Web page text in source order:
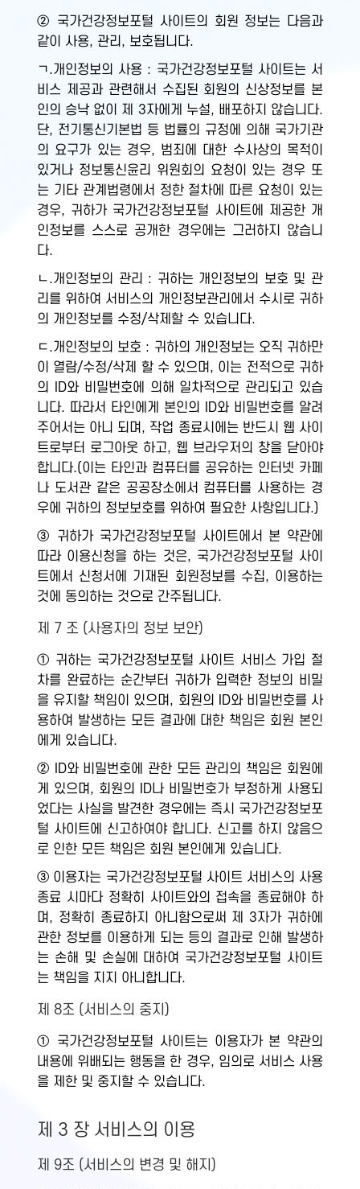
② 국가건강정보포털 사이트의 회원 정보는 다음과
같이 사용, 관리, 보호됩니다.
ㄱ.개인정보의 사용 : 국가건강정보포털 사이트는 서
비스 제공과 관련해서 수집된 회원의 신상정보를 본
인의 승낙 없이 제 3자에게 누설, 배포하지 않습니다.
단, 전기통신기본법 등 법률의 규정에 의해 국가기관
의 요구가 있는 경우, 범죄에 대한 수사상의 목적이
있거나 정보통신윤리 위원회의 요청이 있는 경우 또
는 기타 관계법령에서 정한 절차에 따른 요청이 있는
경우, 귀하가 국가건강정보포털 사이트에 제공한 개
인정보를 스스로 공개한 경우에는 그러하지 않습니
다.
ㄴ.개인정보의 관리 : 귀하는 개인정보의 보호 및 관
리를 위하여 서비스의 개인정보관리에서 수시로 귀하
의 개인정보를 수정/삭제할 수 있습니다.
ㄷ.개인정보의 보호 : 귀하의 개인정보는 오직 귀하만
이 열람/수정/삭제 할 수 있으며, 이는 전적으로 귀하
의 ID와 비밀번호에 의해 일차적으로 관리되고 있습
니다. 따라서 타인에게 본인의 ID와 비밀번호를 알려
주어서는 아니 되며, 작업 종료시에는 반드시 웹 사이
트로부터 로그아웃 하고, 웹 브라우저의 창을 닫아야
합니다.(이는 타인과 컴퓨터를 공유하는 인터넷 카페
나 도서관 같은 공공장소에서 컴퓨터를 사용하는 경
우에 귀하의 정보보호를 위하여 필요한 사항입니다.)
③ 귀하가 국가건강정보포털 사이트에서 본 약관에
따라 이용신청을 하는 것은, 국가건강정보포털 사이
트에서 신청서에 기재된 회원정보를 수집, 이용하는
것에 동의하는 것으로 간주됩니다.
제 7 조 (사용자의 정보 보안)
① 귀하는 국가건강정보포털 사이트 서비스 가입 절
차를 완료하는 순간부터 귀하가 입력한 정보의 비밀
을 유지할 책임이 있으며, 회원의 ID와 비밀번호를 사
용하여 발생하는 모든 결과에 대한 책임은 회원 본인
에게 있습니다.
② ID와 비밀번호에 관한 모든 관리의 책임은 회원에
게 있으며, 회원의 ID나 비밀번호가 부정하게 사용되
었다는 사실을 발견한 경우에는 즉시 국가건강정보포
털 사이트에 신고하여야 합니다. 신고를 하지 않음으
로 인한 모든 책임은 회원 본인에게 있습니다.
③ 이용자는 국가건강정보포털 사이트 서비스의 사용
종료 시마다 정확히 사이트와의 접속을 종료해야 하
며, 정확히 종료하지 아니함으로써 제 3자가 귀하에
관한 정보를 이용하게 되는 등의 결과로 인해 발생하
는 손해 및 손실에 대하여 국가건강정보포털 사이트
는 책임을 지지 아니합니다.
제 8조 (서비스의 중지)
① 국가건강정보포털 사이트는 이용자가 본 약관의
내용에 위배되는 행동을 한 경우, 임의로 서비스 사용
을 제한 및 중지할 수 있습니다.
제 3 장 서비스의 이용
제 9조 (서비스의 변경 및 해지)